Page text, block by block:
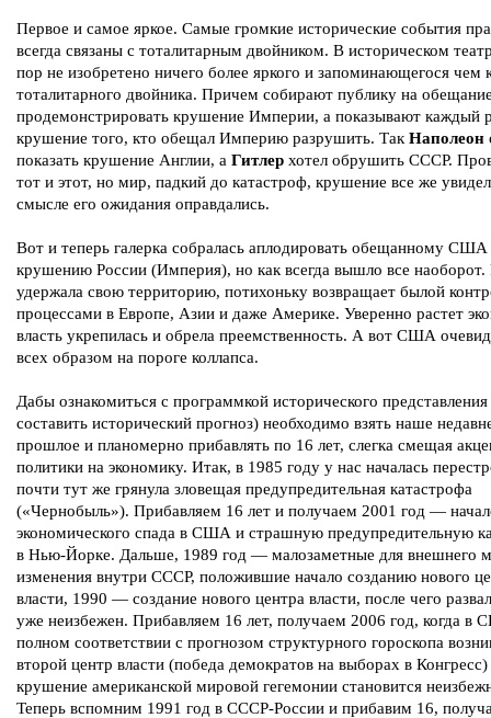
Первое и самое яркое. Самые громкие исторические события
всегда связаны с тоталитарным двойником. В историческом
пор не изобретено ничего более яркого и запоминающегося чем
тоталитарного двойника. Причем собирают публику на
продемонстрировать крушение Империи, а показывают каждый
крушение того, кто обещал Империю разрушить. Так Наполеон
показать крушение Англии, а Гитлер хотел обрушить СССР.
тот и этот, но мир, падкий до катастроф, крушение все же
смысле его ожидания оправдались.
Вот и теперь галерка собралась аплодировать обещанному США
крушению России (Империя), но как всегда вышло все наоборот.
удержала свою территорию, потихоньку возвращает былой
процессами в Европе, Азии и даже Америке. Уверенно растет
власть укрепилась и обрела преемственность. А вот США
всех образом на пороге коллапса.
Дабы ознакомиться с программкой исторического
составить исторический прогноз) необходимо взять наше
прошлое и планомерно прибавлять по 16 лет, слегка смещая
политики на экономику. Итак, в 1985 году у нас началась
почти тут же грянула зловещая предупредительная катастрофа
(«Чернобыль»). Прибавляем 16 лет и получаем 2001 год —
экономического спада в США и страшную предупредительную
в Нью-Йорке. Дальше, 1989 год — малозаметные для внешнего
изменения внутри СССР, положившие начало созданию нового
власти, 1990 — создание нового центра власти, после чего
уже неизбежен. Прибавляем 16 лет, получаем 2006 год, когда в
полном соответствии с прогнозом структурного гороскопа
второй центр власти (победа демократов на выборах в Конгресс)
крушение американской мировой гегемонии становится
Теперь вспомним 1991 год в СССР-России и прибавим 16,